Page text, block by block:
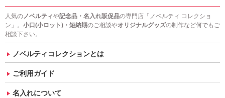
人気のノベルティや記念品・名入れ販促品の専門店「ノベルティ コレクショ
ン」。 小口(小ロット)・短納期のご相談やオリジナルグッズの制作など何でもご
相談下さい。
ノベルティコレクションとは
ご利用ガイド
名入れについて